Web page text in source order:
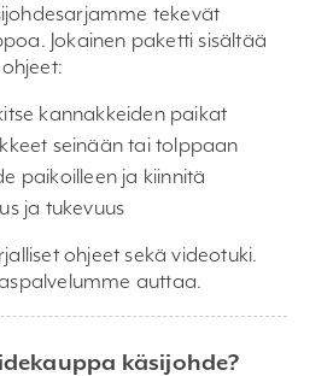
tekevät
Jokainen paketti sisältää
kannakkeiden paikat
seinään tai tolppaan
paikoilleen ja kiinnitä
ja tukevuus
ohjeet sekä videotuki.
auttaa.
käsijohde?